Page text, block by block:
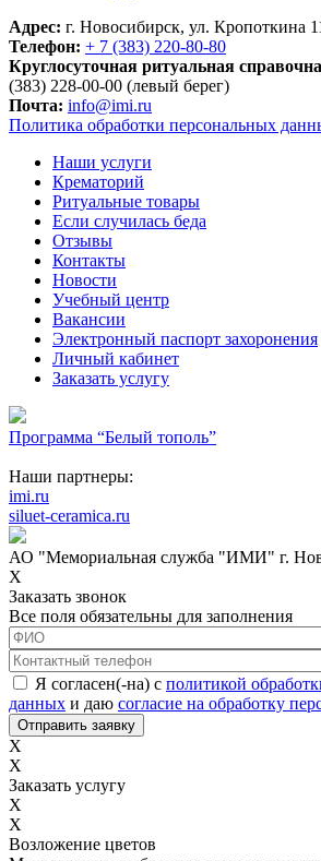
Адрес: г. Новосибирск, ул. Кропоткина
Телефон: + 7 (383) 220-80-80
Круглосуточная ритуальная
(383) 228-00-00 (левый берег)
Почта: info@imi.ru
Политика обработки персональных
Наши услуги
Крематорий
Ритуальные товары
Если случилась беда
Отзывы
Контакты
Новости
Учебный центр
Вакансии
Электронный паспорт захоронения
Личный кабинет
Заказать услугу
Программа “Белый тополь”
Наши партнеры:
imi.ru
siluet-ceramica.ru
АО "Мемориальная служба "ИМИ" г.
X
Заказать звонок
Все поля обязательны для заполнения
ФИО
Контактный телефон
Соглашение с обработкой данных*
Я согласен(-на) с политикой
данных и даю согласие на обработку
X
X
Заказать услугу
X
X
Возложение цветов